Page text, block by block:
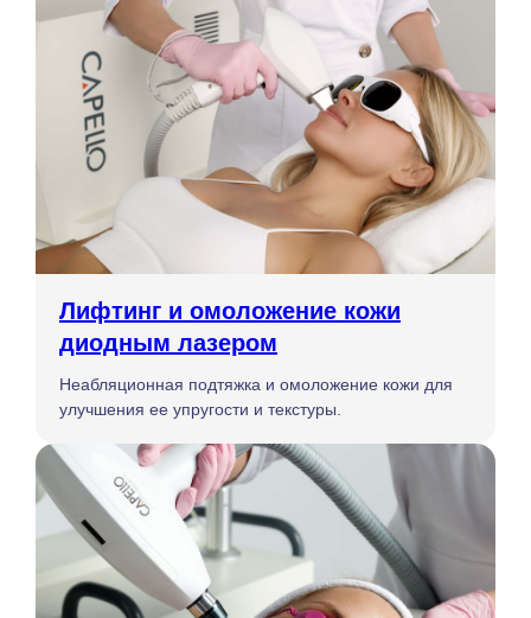
Лифтинг и омоложение кожи
диодным лазером
Неабляционная подтяжка и омоложение кожи для
улучшения ее упругости и текстуры.